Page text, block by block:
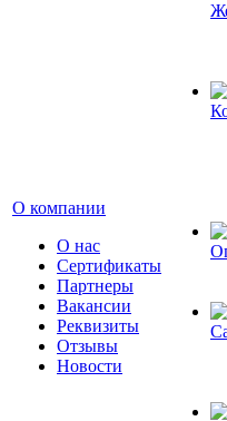
О компании
О нас
Сертификаты
Партнеры
Вакансии
Реквизиты
Отзывы
Новости